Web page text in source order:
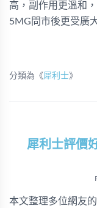
高，副作用更溫和
5MG問市後更受廣
分類為《犀利士》
犀利士評價
本文整理多位網友